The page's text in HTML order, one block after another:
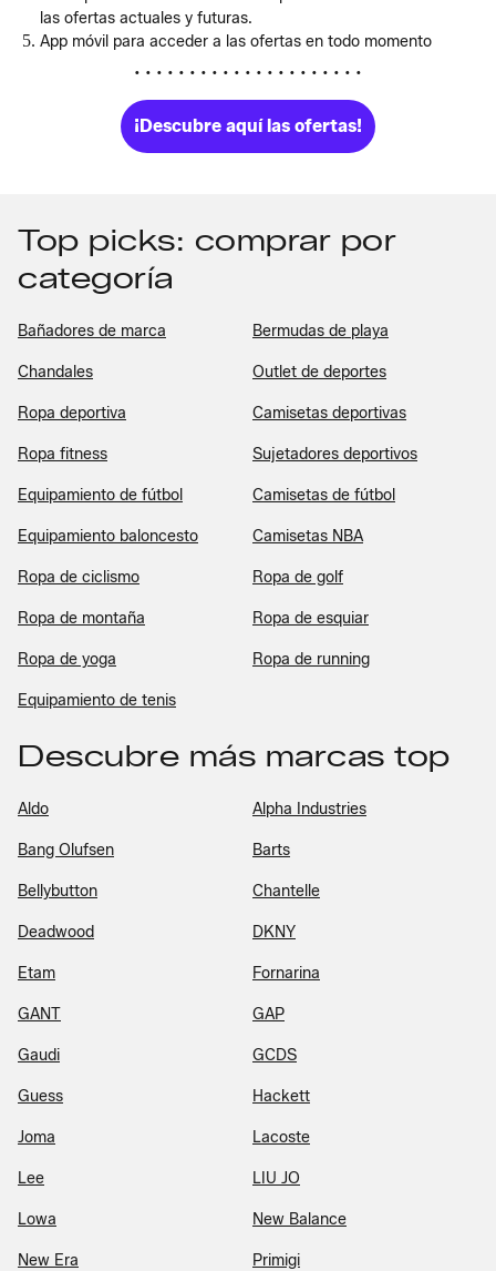
las ofertas actuales y futuras.
App móvil para acceder a las ofertas en todo momento
• • • • • • • • • • • • • • • • • • • • •
¡Descubre aquí las ofertas!
Top picks: comprar por
categoría
Bañadores de marca Bermudas de playa
Chandales Outlet de deportes
Ropa deportiva Camisetas deportivas
Ropa fitness Sujetadores deportivos
Equipamiento de fútbol Camisetas de fútbol
Equipamiento baloncesto Camisetas NBA
Ropa de ciclismo Ropa de golf
Ropa de montaña Ropa de esquiar
Ropa de yoga Ropa de running
Equipamiento de tenis
Descubre más marcas top
Aldo Alpha Industries
Bang Olufsen Barts
Bellybutton Chantelle
Deadwood DKNY
Etam Fornarina
GANT GAP
Gaudi GCDS
Guess Hackett
Joma Lacoste
Lee LIU JO
Lowa New Balance
New Era Primigi